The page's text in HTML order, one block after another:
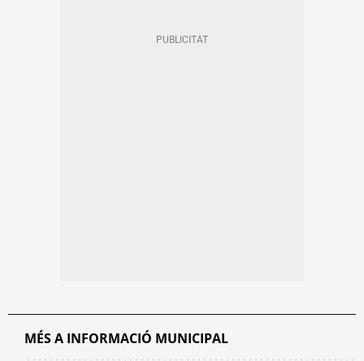
MÉS A INFORMACIÓ MUNICIPAL